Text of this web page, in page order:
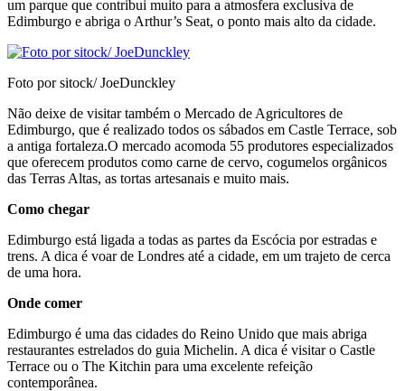
um parque que contribui muito para a atmosfera exclusiva de
Edimburgo e abriga o Arthur’s Seat, o ponto mais alto da cidade.
Foto por sitock/ JoeDunckley
Não deixe de visitar também o Mercado de Agricultores de
Edimburgo, que é realizado todos os sábados em Castle Terrace, sob
a antiga fortaleza.O mercado acomoda 55 produtores especializados
que oferecem produtos como carne de cervo, cogumelos orgânicos
das Terras Altas, as tortas artesanais e muito mais.
Como chegar
Edimburgo está ligada a todas as partes da Escócia por estradas e
trens. A dica é voar de Londres até a cidade, em um trajeto de cerca
de uma hora.
Onde comer
Edimburgo é uma das cidades do Reino Unido que mais abriga
restaurantes estrelados do guia Michelin. A dica é visitar o Castle
Terrace ou o The Kitchin para uma excelente refeição
contemporânea.